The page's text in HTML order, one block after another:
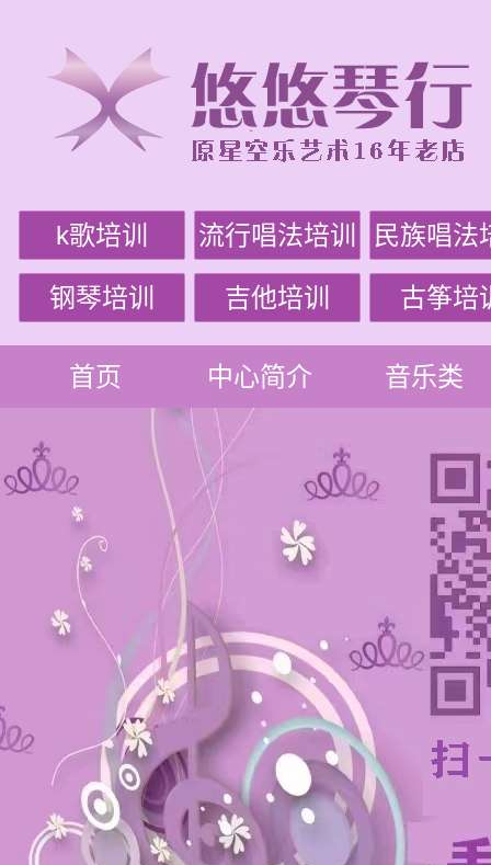
k歌培训 流行唱法培训 民族唱法
钢琴培训 吉他培训 古筝培
首页 中心简介 音乐类